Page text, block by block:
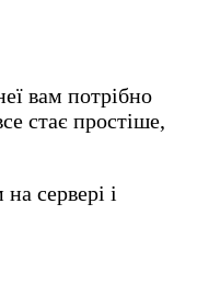
вам потрібно
стає простіше,
сервері і